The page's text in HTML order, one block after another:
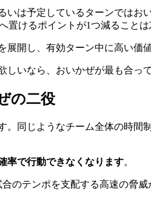
は予定しているターンでは
けるポイントが1つ減ることは
開し、有効ターン中に高い価
いなら、おいかぜが最も合って
の二役
同じようなチーム全体の時
率で行動できなくなります。
のテンポを支配する高速の脅